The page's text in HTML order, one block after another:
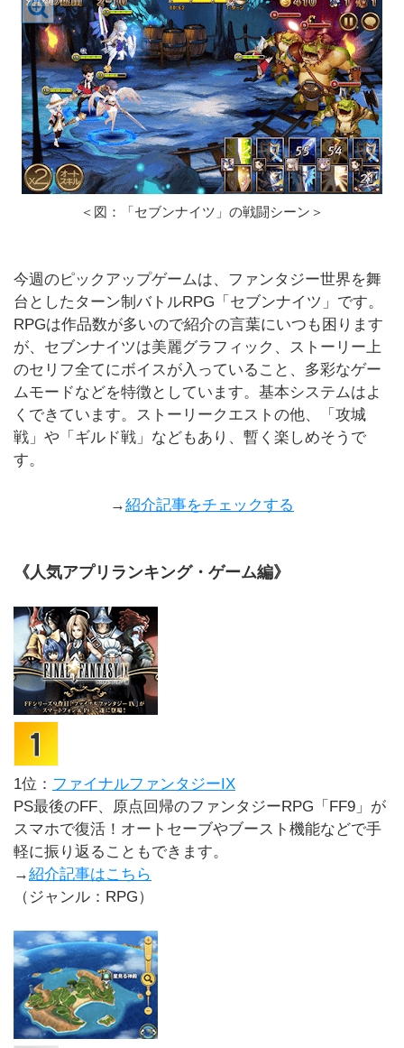
＜図：「セブンナイツ」の戦闘シーン＞
今週のピックアップゲームは、ファンタジー世界を舞
台としたターン制バトルRPG「セブンナイツ」です。
RPGは作品数が多いので紹介の言葉にいつも困ります
が、セブンナイツは美麗グラフィック、ストーリー上
のセリフ全てにボイスが入っていること、多彩なゲー
ムモードなどを特徴としています。基本システムはよ
くできています。ストーリークエストの他、「攻城
戦」や「ギルド戦」などもあり、暫く楽しめそうで
す。
→紹介記事をチェックする
《人気アプリランキング・ゲーム編》
1位： ファイナルファンタジーIX
PS最後のFF、原点回帰のファンタジーRPG「FF9」が
スマホで復活！オートセーブやブースト機能などで手
軽に振り返ることもできます。
→紹介記事はこちら
（ジャンル：RPG）